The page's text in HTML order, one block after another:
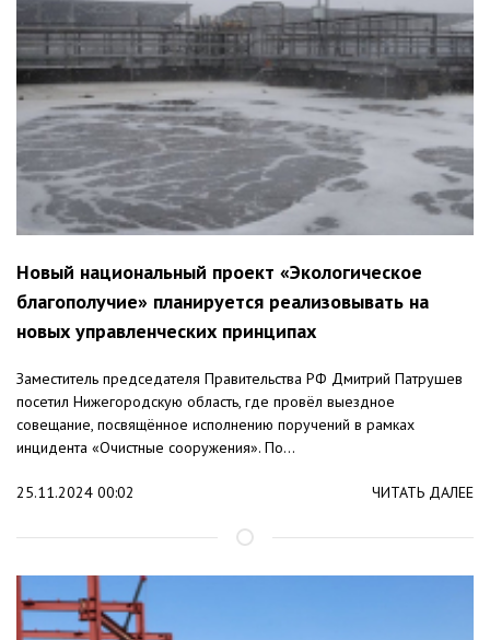
Новый национальный проект «Экологическое
благополучие» планируется реализовывать на
новых управленческих принципах
Заместитель председателя Правительства РФ Дмитрий Патрушев
посетил Нижегородскую область, где провёл выездное
совещание, посвящённое исполнению поручений в рамках
инцидента «Очистные сооружения». По...
25.11.2024 00:02 ЧИТАТЬ ДАЛЕЕ